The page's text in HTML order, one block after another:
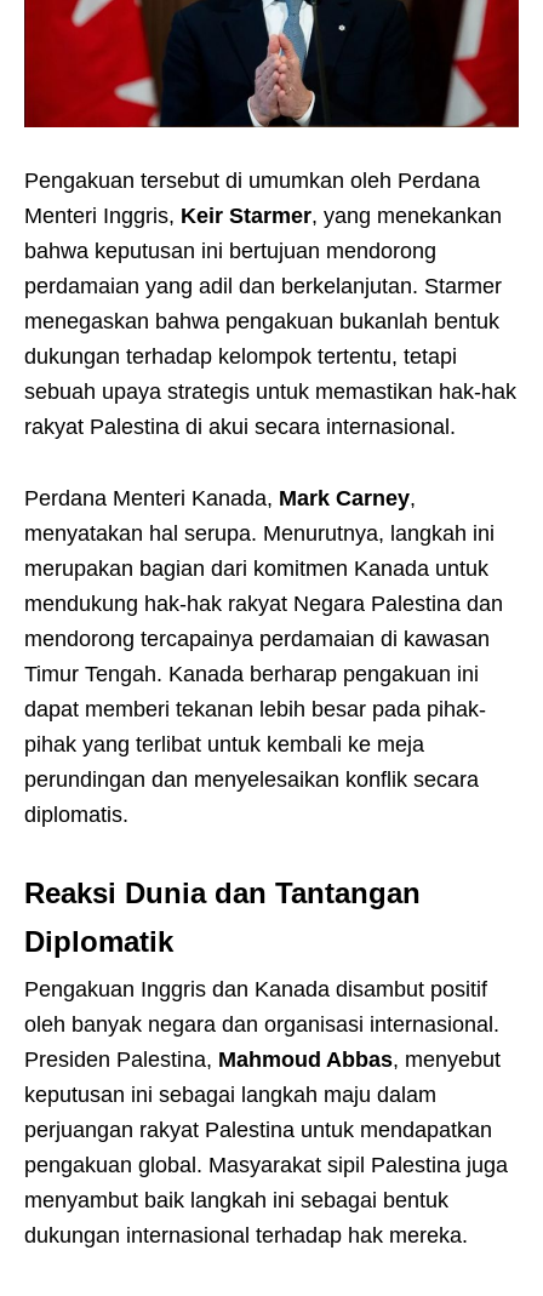
Pengakuan tersebut di umumkan oleh Perdana
Menteri Inggris, Keir Starmer, yang menekankan
bahwa keputusan ini bertujuan mendorong
perdamaian yang adil dan berkelanjutan. Starmer
menegaskan bahwa pengakuan bukanlah bentuk
dukungan terhadap kelompok tertentu, tetapi
sebuah upaya strategis untuk memastikan hak-hak
rakyat Palestina di akui secara internasional.
Perdana Menteri Kanada, Mark Carney,
menyatakan hal serupa. Menurutnya, langkah ini
merupakan bagian dari komitmen Kanada untuk
mendukung hak-hak rakyat Negara Palestina dan
mendorong tercapainya perdamaian di kawasan
Timur Tengah. Kanada berharap pengakuan ini
dapat memberi tekanan lebih besar pada pihak-
pihak yang terlibat untuk kembali ke meja
perundingan dan menyelesaikan konflik secara
diplomatis.
Reaksi Dunia dan Tantangan
Diplomatik
Pengakuan Inggris dan Kanada disambut positif
oleh banyak negara dan organisasi internasional.
Presiden Palestina, Mahmoud Abbas, menyebut
keputusan ini sebagai langkah maju dalam
perjuangan rakyat Palestina untuk mendapatkan
pengakuan global. Masyarakat sipil Palestina juga
menyambut baik langkah ini sebagai bentuk
dukungan internasional terhadap hak mereka.